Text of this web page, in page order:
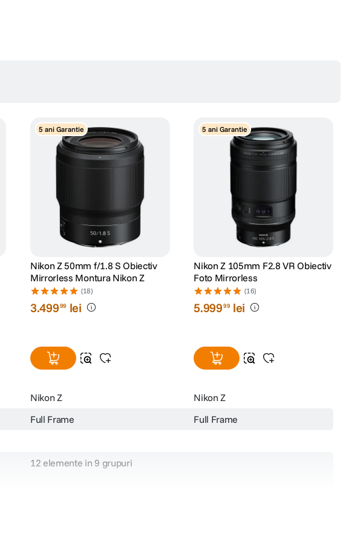
5 ani Garantie
Nikon Z 50mm f/1.8 S Obiectiv
Mirrorless Montura Nikon Z
(18)
3.49999 lei
5 ani Garantie
Nikon Z 105mm F2.8 VR Obiectiv
Foto Mirrorless
(16)
5.99999 lei
Nikon Z
Nikon Z
Full Frame
Full Frame
12 elemente in 9 grupuri